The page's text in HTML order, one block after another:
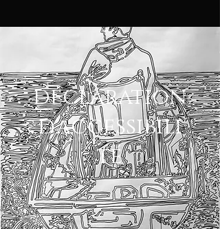
déclaration
d'accessibili
té